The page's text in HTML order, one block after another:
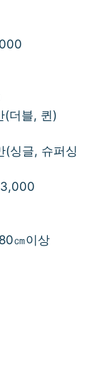
(더블, 퀸)
싱글, 슈퍼싱
㎝이상